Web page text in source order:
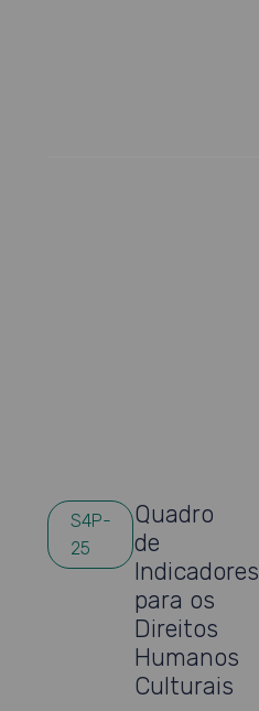
S4P-
25
Quadro
de
Indicadores
para os
Direitos
Humanos
Culturais